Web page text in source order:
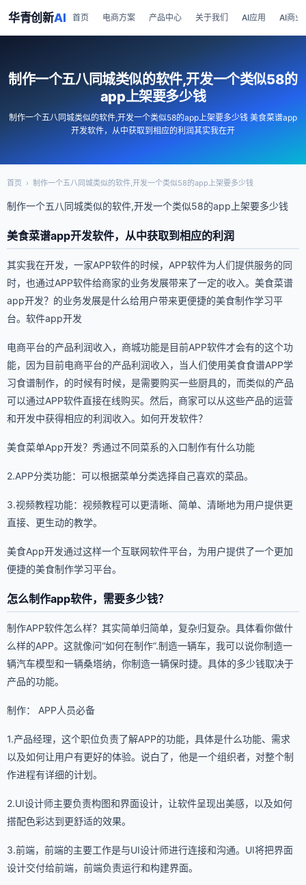
华青创新AI 首页 电商方案 产品中心 关于我们 AI应用 AI商业
制作一个五八同城类似的软件,开发一个类似58的
app上架要多少钱
制作一个五八同城类似的软件,开发一个类似58的app上架要多少钱 美食菜谱app
开发软件，从中获取到相应的利润其实我在开
首页 › 制作一个五八同城类似的软件,开发一个类似58的app上架要多少钱
制作一个五八同城类似的软件,开发一个类似58的app上架要多少钱
美食菜谱app开发软件，从中获取到相应的利润
其实我在开发，一家APP软件的时候，APP软件为人们提供服务的同
时，也通过APP软件给商家的业务发展带来了一定的收入。美食菜谱
app开发？的业务发展是什么给用户带来更便捷的美食制作学习平
台。软件app开发
电商平台的产品利润收入，商城功能是目前APP软件才会有的这个功
能，因为目前电商平台的产品利润收入，当人们使用美食食谱APP学
习食谱制作，的时候有时候，是需要购买一些厨具的，而类似的产品
可以通过APP软件直接在线购买。然后，商家可以从这些产品的运营
和开发中获得相应的利润收入。如何开发软件？
美食菜单App开发？秀通过不同菜系的入口制作有什么功能
2.APP分类功能：可以根据菜单分类选择自己喜欢的菜品。
3.视频教程功能：视频教程可以更清晰、简单、清晰地为用户提供更
直接、更生动的教学。
美食App开发通过这样一个互联网软件平台，为用户提供了一个更加
便捷的美食制作学习平台。
怎么制作app软件，需要多少钱？
制作APP软件怎么样？其实简单归简单，复杂归复杂。具体看你做什
么样的APP。这就像问“如何在制作”.制造一辆车，我可以说你制造一
辆汽车模型和一辆桑塔纳，你制造一辆保时捷。具体的多少钱取决于
产品的功能。
制作： APP人员必备
1.产品经理，这个职位负责了解APP的功能，具体是什么功能、需求
以及如何让用户有更好的体验。说白了，他是一个组织者，对整个制
作进程有详细的计划。
2.UI设计师主要负责构图和界面设计，让软件呈现出美感，以及如何
搭配色彩达到更舒适的效果。
3.前端，前端的主要工作是与UI设计师进行连接和沟通。UI将把界面
设计交付给前端，前端负责运行和构建界面。